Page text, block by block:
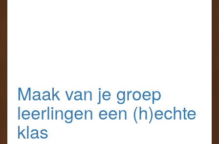
Maak van je groep
leerlingen een (h)echte
klas